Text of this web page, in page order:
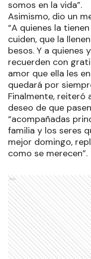
somos en la vida”.
Asimismo, dio un
“A quienes la
cuiden, que la
besos. Y a quienes
recuerden con
amor que ella les
quedará por
Finalmente, reiteró
deseo de que
“acompañadas
familia y los seres
mejor domingo,
como se merecen”.
Ads